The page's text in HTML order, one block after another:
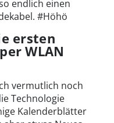
endlich einen
#Höhö
ersten
WLAN
vermutlich noch
Technologie
Kalenderblätter